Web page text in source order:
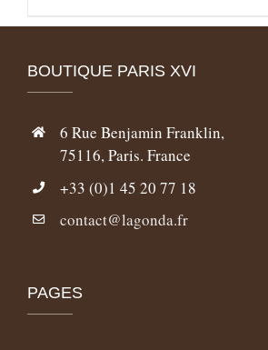
BOUTIQUE PARIS XVI
6 Rue Benjamin Franklin,
75116, Paris. France
+33 (0)1 45 20 77 18
contact@lagonda.fr
PAGES